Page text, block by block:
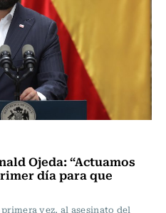
Ojeda: “Actuamos
día para que
vez, al asesinato del